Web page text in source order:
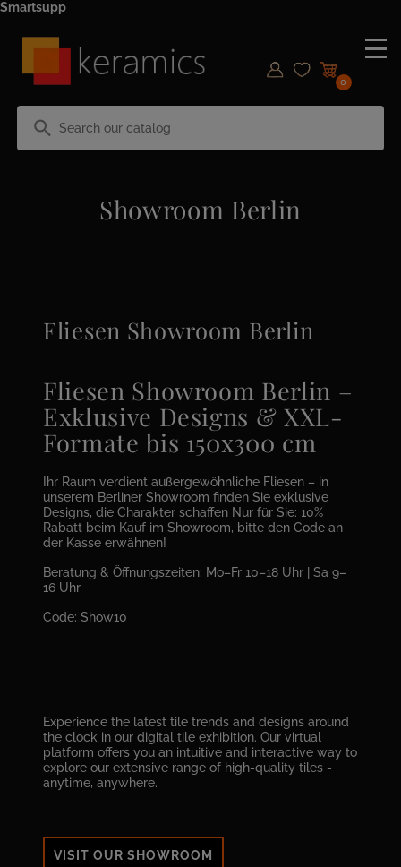
Smartsupp
search
0
Showroom Berlin
Fliesen Showroom Berlin
Fliesen Showroom Berlin –
Exklusive Designs & XXL-
Formate bis 150x300 cm
Ihr Raum verdient außergewöhnliche Fliesen – in
unserem Berliner Showroom finden Sie exklusive
Designs, die Charakter schaffen Nur für Sie: 10%
Rabatt beim Kauf im Showroom, bitte den Code an
der Kasse erwähnen!
Beratung & Öffnungszeiten: Mo–Fr 10–18 Uhr | Sa 9–
16 Uhr
Code: Show10
Experience the latest tile trends and designs around
the clock in our digital tile exhibition. Our virtual
platform offers you an intuitive and interactive way to
explore our extensive range of high-quality tiles -
anytime, anywhere.
VISIT OUR SHOWROOM